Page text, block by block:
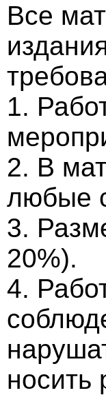
Все
1.
2. В
любые
3.
20%).
4.
носить